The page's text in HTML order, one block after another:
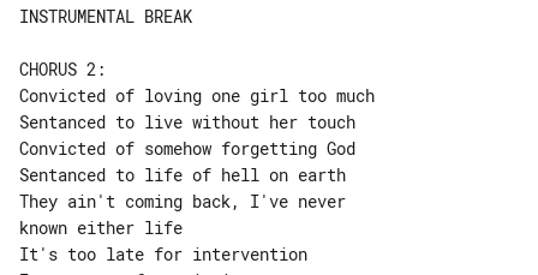
INSTRUMENTAL BREAK
CHORUS 2:
Convicted of loving one girl too much
Sentanced to live without her touch
Convicted of somehow forgetting God
Sentanced to life of hell on earth
They ain't coming back, I've never
known either life
It's too late for intervention